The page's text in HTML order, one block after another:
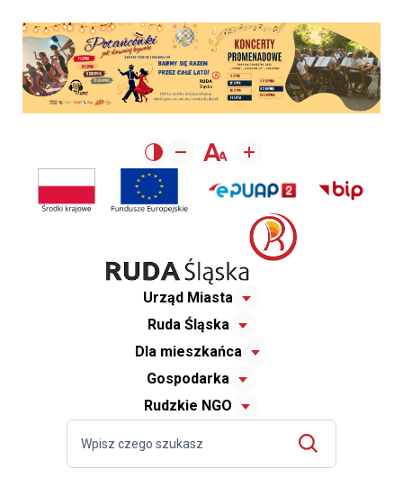
Urząd Miasta
Ruda Śląska
Dla mieszkańca
Gospodarka
Rudzkie NGO